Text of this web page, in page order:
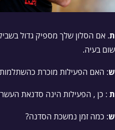
ת. אם הסלון שלך מספיק גדול
שום בעיה.
ש: האם הפעילות מוכרת כהשתלמות
ת : כן , הפעילות הינה סדנאת
ש: כמה זמן נמשכת הסדנה?